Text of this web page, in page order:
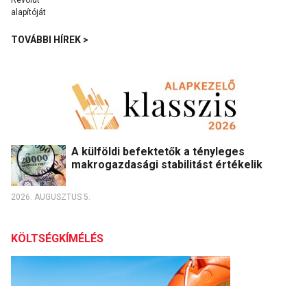
TOVÁBBI HÍREK >
A külföldi befektetők a tényleges
makrogazdasági stabilitást értékelik
2026. AUGUSZTUS 5.
KÖLTSÉGKÍMÉLÉS